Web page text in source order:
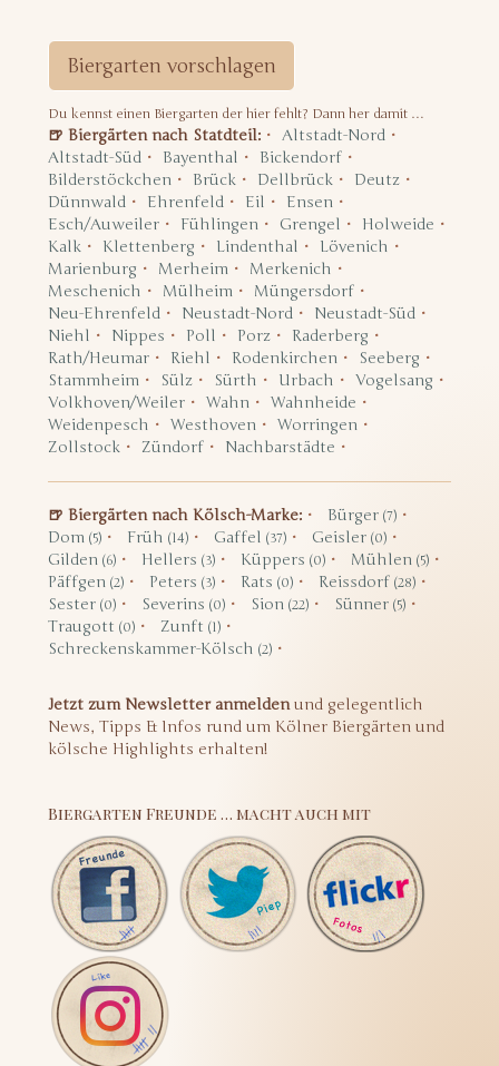
Biergarten vorschlagen
Du kennst einen Biergarten der hier fehlt? Dann her damit …
🍺 Biergärten nach Statdteil:
Altstadt-Nord
Altstadt-Süd
Bayenthal
Bickendorf
Bilderstöckchen
Brück Dellbrück
Deutz
Dünnwald
Ehrenfeld Eil
Ensen
Esch/Auweiler
Fühlingen Grengel
Holweide
Kalk
Klettenberg Lindenthal
Lövenich
Marienburg
Merheim
Merkenich
Meschenich
Mülheim
Müngersdorf
Neu-Ehrenfeld
Neustadt-Nord
Neustadt-Süd
Niehl
Nippes Poll Porz
Raderberg
Rath/Heumar
Riehl Rodenkirchen
Seeberg
Stammheim
Sülz Sürth Urbach
Vogelsang
Volkhoven/Weiler
Wahn
Wahnheide
Weidenpesch
Westhoven
Worringen
Zollstock
Zündorf Nachbarstädte
🍺 Biergärten nach Kölsch-Marke: Bürger (7)
Dom (5) Früh (14) Gaffel (37) Geisler (0)
Gilden (6) Hellers (3) Küppers (0) Mühlen (5)
Päffgen (2) Peters (3) Rats (0) Reissdorf (28)
Sester (0) Severins (0) Sion (22) Sünner (5)
Traugott (0) Zunft (1)
Schreckenskammer-Kölsch (2)
Jetzt zum Newsletter anmeldenund gelegentlich
News, Tipps & Infos rund um Kölner Biergärten und
kölsche Highlights erhalten!
Biergarten Freunde … macht auch mit